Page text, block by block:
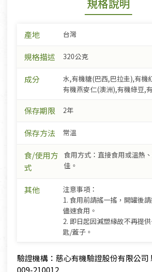
產地 台灣
規格描述 320公克
成分
水,有機糖(巴西,巴拉圭),有機
有機燕麥仁(澳洲),有機綠豆,
保存期限 2年
保存方法 常溫
食/使用方
式
食用方式：直接食用或溫熱
佳。
其他
注意事項：
1. 食用前請搖一搖，開罐後
儘速食用。
2. 即日起因減塑緣故不再提
匙/蓋子。
驗證機構：慈心有機驗證股份有限公司